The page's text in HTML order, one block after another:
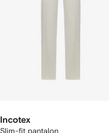
Incotex
Slim-fit pantalon